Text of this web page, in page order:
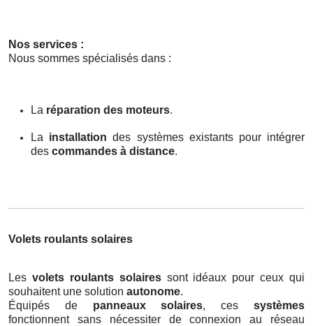
Nos services :
Nous sommes spécialisés dans :
La réparation des moteurs.
La installation des systèmes existants pour intégrer
des commandes à distance.
Volets roulants solaires
Les volets roulants solairessont idéaux pour ceux qui
souhaitent une solution autonome.
Équipés de panneaux solaires, cessystèmes
fonctionnent sans nécessiter de connexion au réseau